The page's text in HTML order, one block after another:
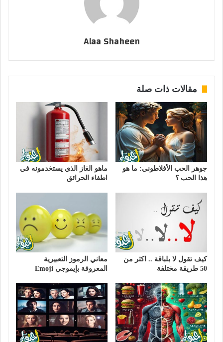
Alaa Shaheen
مقالات ذات صلة
جوهر الحب الأفلاطوني: ما هو
هذا الحب ؟
ماهو الغاز الذي يستخدمونه في
اطفاء الحرائق
كيف تقول لا بلباقة .. اكثر من
50 طريقة مختلفة
معاني الرموز التعبيرية
المعروفة بإيموجي Emoji